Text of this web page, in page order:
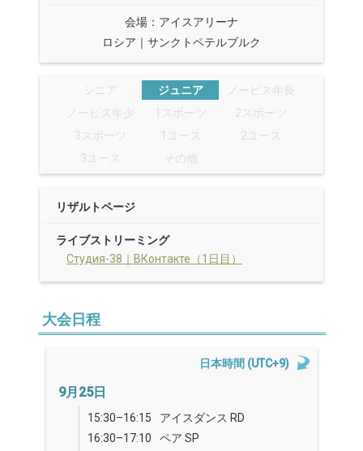
会場：アイスアリーナ
ロシア｜サンクトペテルブルク
シニア ジュニア
ノービス年長
ノービス年少
1スポーツ
2スポーツ
3スポーツ
1ユース
2ユース
3ユース
その他
リザルトページ
ライブストリーミング
Студия-38｜ВКонтакте（1日目）
大会日程
日本時間 (UTC+9)
9月25日
15:30–16:15
アイスダンス RD
16:30–17:10
ペア SP